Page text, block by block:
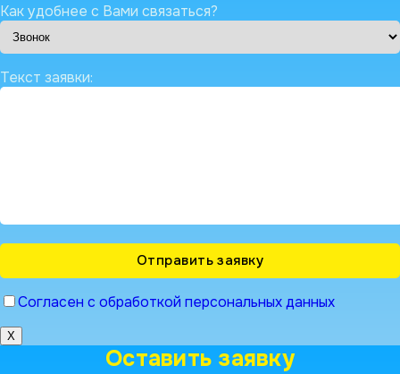
Как удобнее с Вами связаться?
Текст заявки:
Согласен с обработкой персональных данных
X
Оставить заявку